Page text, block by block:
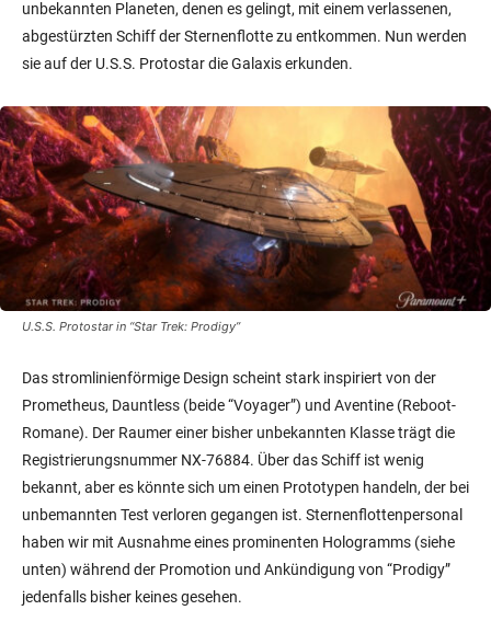
unbekannten Planeten, denen es gelingt, mit einem verlassenen,
abgestürzten Schiff der Sternenflotte zu entkommen. Nun werden
sie auf der U.S.S. Protostar die Galaxis erkunden.
U.S.S. Protostar in “Star Trek: Prodigy”
Das stromlinienförmige Design scheint stark inspiriert von der
Prometheus, Dauntless (beide “Voyager”) und Aventine (Reboot-
Romane). Der Raumer einer bisher unbekannten Klasse trägt die
Registrierungsnummer NX-76884. Über das Schiff ist wenig
bekannt, aber es könnte sich um einen Prototypen handeln, der bei
unbemannten Test verloren gegangen ist. Sternenflottenpersonal
haben wir mit Ausnahme eines prominenten Hologramms (siehe
unten) während der Promotion und Ankündigung von “Prodigy”
jedenfalls bisher keines gesehen.